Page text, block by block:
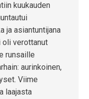
kuukauden
ja asiantuntijana
oli verottanut
runsaille
aurinkoinen,
Viime
laajasta